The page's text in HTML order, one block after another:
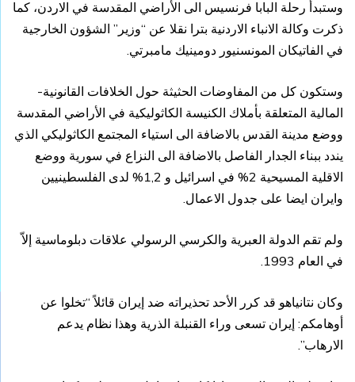
وستبدأ رحلة البابا فرنسيس الى الأراضي المقدسة في الاردن، كما
ذكرت وكالة الانباء الاردنية بترا نقلا عن “وزير” الشؤون الخارجية
في الفاتيكان المونسنيور دومينيك مامبرتي.
وستكون كل من المفاوضات الحثيثة حول الخلافات القانونية-
المالية المتعلقة بأملاك الكنيسة الكاثوليكية في الأراضي المقدسة
ووضع مدينة القدس بالاضافة الى استياء المجتمع الكاثوليكي الذي
يندد ببناء الجدار الفاصل بالاضافة الى النزاع في سورية ووضع
الاقلية المسيحية 2% في اسرائيل و 1,2% لدى الفلسطينيين
وايران ايضا على جدول الاعمال.
ولم تقم الدولة العبرية والكرسي الرسولي علاقات دبلوماسية إلاّ
في العام 1993.
وكان نتانياهو قد كرر الأحد تحذيراته ضد إيران قائلاً “تخلوا عن
أوهامكم: إيران تسعى وراء القنبلة الذرية وهذا نظام يدعم
الارهاب”.